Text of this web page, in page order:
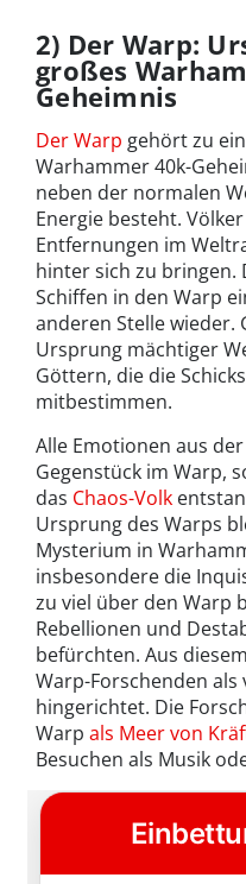
2) Der Warp:
großes
Geheimnis
Der Warp gehört zu
Warhammer 40k-
neben der normalen
Energie besteht.
Entfernungen im
hinter sich zu
Schiffen in den Warp
anderen Stelle wieder.
Ursprung mächtiger
Göttern, die die
mitbestimmen.
Alle Emotionen aus
Gegenstück im Warp,
das Chaos-Volk
Ursprung des Warps
Mysterium in
insbesondere die
zu viel über den Warp
Rebellionen und
befürchten. Aus
Warp-Forschenden
hingerichtet. Die
Warp als Meer von
Besuchen als Musik